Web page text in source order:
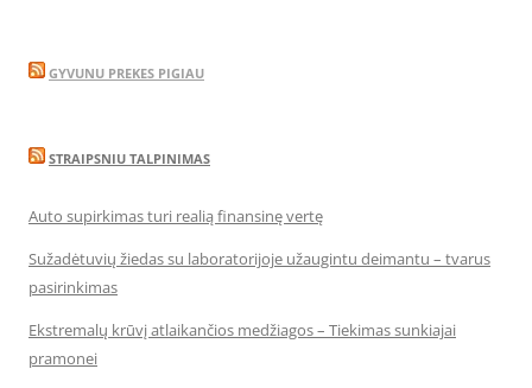
GYVUNU PREKES PIGIAU
STRAIPSNIU TALPINIMAS
Auto supirkimas turi realią finansinę vertę
Sužadėtuvių žiedas su laboratorijoje užaugintu deimantu – tvarus
pasirinkimas
Ekstremalų krūvį atlaikančios medžiagos – Tiekimas sunkiajai
pramonei